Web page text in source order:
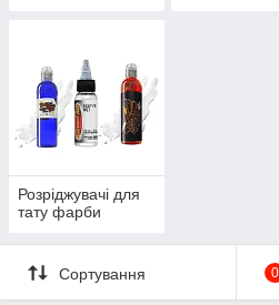
Розріджувачі для
тату фарби
Сортування 0